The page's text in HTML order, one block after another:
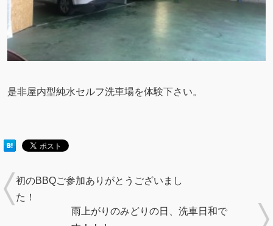
是非屋内型純水セルフ洗車場を体験下さい。
初のBBQご参加ありがとうございまし
た！
雨上がりのみどりの日、洗車日和で